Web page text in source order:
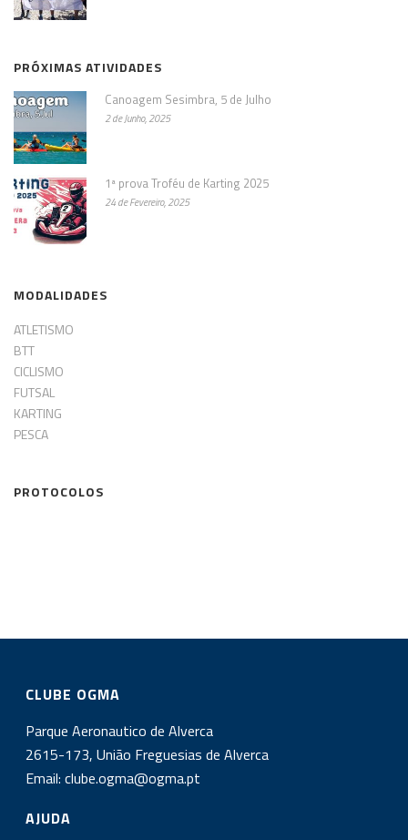
PRÓXIMAS ATIVIDADES
Canoagem Sesimbra, 5 de Julho
2 de Junho, 2025
1ª prova Troféu de Karting 2025
24 de Fevereiro, 2025
MODALIDADES
ATLETISMO
BTT
CICLISMO
FUTSAL
KARTING
PESCA
PROTOCOLOS
CLUBE OGMA
Parque Aeronautico de Alverca
2615-173, União Freguesias de Alverca
Email:clube.ogma@ogma.pt
AJUDA